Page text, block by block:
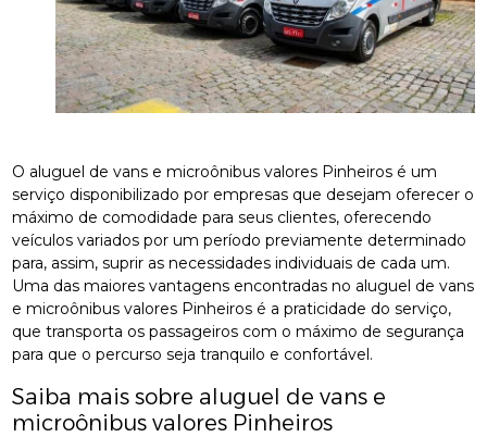
O aluguel de vans e microônibus valores Pinheiros é um
serviço disponibilizado por empresas que desejam oferecer o
máximo de comodidade para seus clientes, oferecendo
veículos variados por um período previamente determinado
para, assim, suprir as necessidades individuais de cada um.
Uma das maiores vantagens encontradas no aluguel de vans
e microônibus valores Pinheiros é a praticidade do serviço,
que transporta os passageiros com o máximo de segurança
para que o percurso seja tranquilo e confortável.
Saiba mais sobre aluguel de vans e
microônibus valores Pinheiros